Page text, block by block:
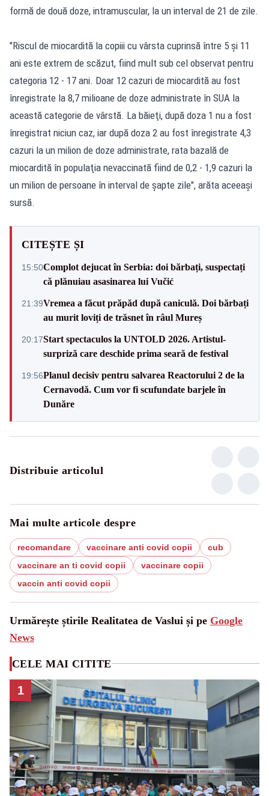
formă de două doze, intramuscular, la un interval de 21 de zile.
"Riscul de miocardită la copiii cu vârsta cuprinsă între 5 şi 11
ani este extrem de scăzut, fiind mult sub cel observat pentru
categoria 12 - 17 ani. Doar 12 cazuri de miocardită au fost
înregistrate la 8,7 milioane de doze administrate în SUA la
această categorie de vârstă. La băieţi, după doza 1 nu a fost
înregistrat niciun caz, iar după doza 2 au fost înregistrate 4,3
cazuri la un milion de doze administrate, rata bazală de
miocardită în populaţia nevaccinată fiind de 0,2 - 1,9 cazuri la
un milion de persoane în interval de şapte zile", arăta aceeaşi
sursă.
CITEȘTE ȘI
15:50Complot dejucat în Serbia: doi bărbați, suspectați
că plănuiau asasinarea lui Vučić
21:39Vremea a făcut prăpăd după caniculă. Doi bărbați
au murit loviți de trăsnet în râul Mureș
20:17Start spectaculos la UNTOLD 2026. Artistul-
surpriză care deschide prima seară de festival
19:56Planul decisiv pentru salvarea Reactorului 2 de la
Cernavodă. Cum vor fi scufundate barjele în
Dunăre
Distribuie articolul
Mai multe articole despre
recomandare vaccinare anti covid copii
cub
vaccinare an ti covid copii
vaccinare copii
vaccin anti covid copii
Urmărește știrile Realitatea de Vaslui și pe Google
News
CELE MAI CITITE
1